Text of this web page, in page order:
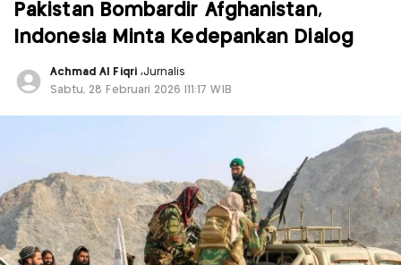
Pakistan Bombardir Afghanistan,
Indonesia Minta Kedepankan Dialog
Achmad Al Fiqri ,Jurnalis
Sabtu, 28 Februari 2026 |11:17 WIB